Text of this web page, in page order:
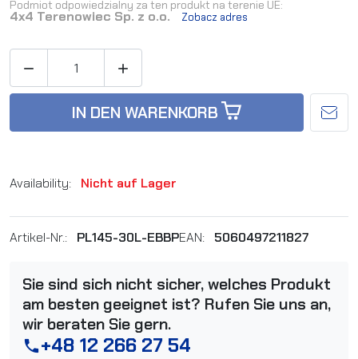
Podmiot odpowiedzialny za ten produkt na terenie UE:
4x4 Terenowiec Sp. z o.o. Zobacz adres
 
IN DEN WARENKORB
Availability: Nicht auf Lager
Artikel-Nr.: PL145-30L-EBBPEAN: 5060497211827
Sie sind sich nicht sicher, welches Produkt
am besten geeignet ist? Rufen Sie uns an,
wir beraten Sie gern.
phone+48 12 266 27 54